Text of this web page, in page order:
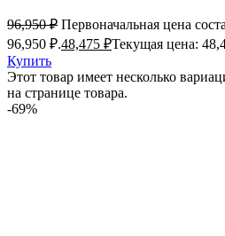
96,950₽ Первоначальная цена
96,950 ₽.48,475 ₽Текущая цена:
Купить
Этот товар имеет несколько
на странице товара.
-69%